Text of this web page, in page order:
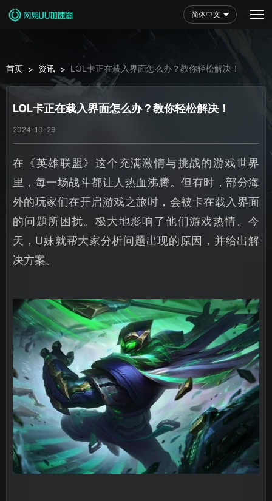
简体中文
首页 > 资讯 > LOL卡正在载入界面怎么办？教你轻松解决！
LOL卡正在载入界面怎么办？教你轻松解决！
2024-10-29
在《英雄联盟》这个充满激情与挑战的游戏世界
里，每一场战斗都让人热血沸腾。但有时，部分海
外的玩家们在开启游戏之旅时，会被卡在载入界面
的问题所困扰。极大地影响了他们游戏热情。今
天，U妹就帮大家分析问题出现的原因，并给出解
决方案。